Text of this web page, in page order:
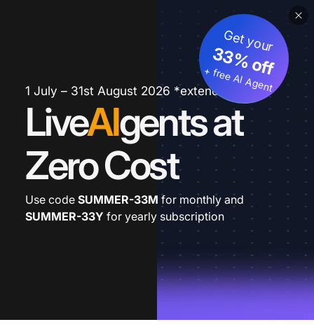
1 July – 31st August 2026 *extended
LiveAIgents at
Zero Cost
Get your
33% off
+ free AI Agent
Use code SUMMER-33M for monthly and
SUMMER-33Y for yearly subscription